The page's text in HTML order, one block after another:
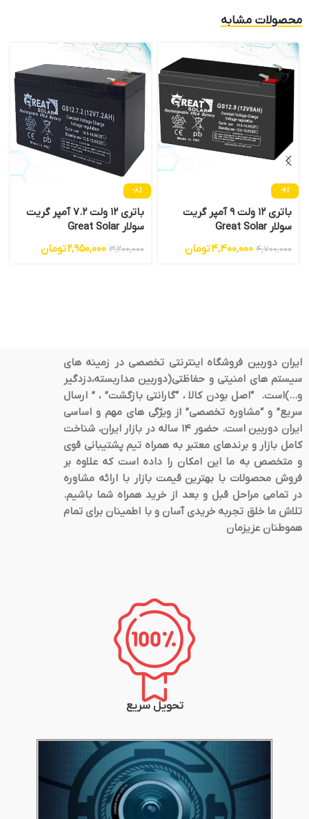
محصولات مشابه
-6%
باتری 12 ولت 9 آمپر گریت
سولار Great Solar
4,700,000
4,400,000تومان
-8%
باتری 12 ولت 7.2 آمپر گریت
سولار Great Solar
3,200,000
2,950,000تومان
ایران دوربین فروشگاه اینترنتی تخصصی در زمینه های
سیستم های امنیتی و حفاظتی(دوربین مداربسته،دزدگیر
و…)است. “اصل بودن کالا ، “گارانتی بازگشت” ، ” ارسال
سریع” و “مشاوره تخصصی” از ویژگی های مهم و اساسی
ایران دوربین است. حضور 14 ساله در بازار ایران، شناخت
کامل بازار و برندهای معتبر به همراه تیم پشتیبانی قوی
و متخصص به ما این امکان را داده است که علاوه بر
فروش محصولات با بهترین قیمت بازار با ارائه مشاوره
در تمامی مراحل قبل و بعد از خرید همراه شما باشیم.
تلاش ما خلق تجربه خریدی آسان و با اطمینان برای تمام
هموطنان عزیزمان
تحویل سریع